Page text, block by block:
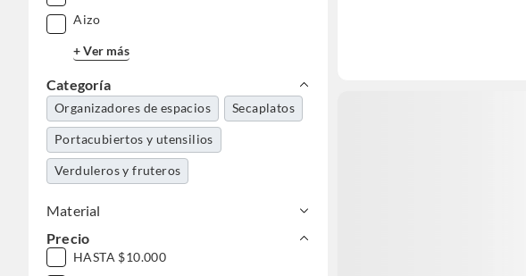
Aizo
+ Ver más
Categoría
Organizadores de espacios Secaplatos
Portacubiertos y utensilios
Verduleros y fruteros
Material
Precio
HASTA $10.000